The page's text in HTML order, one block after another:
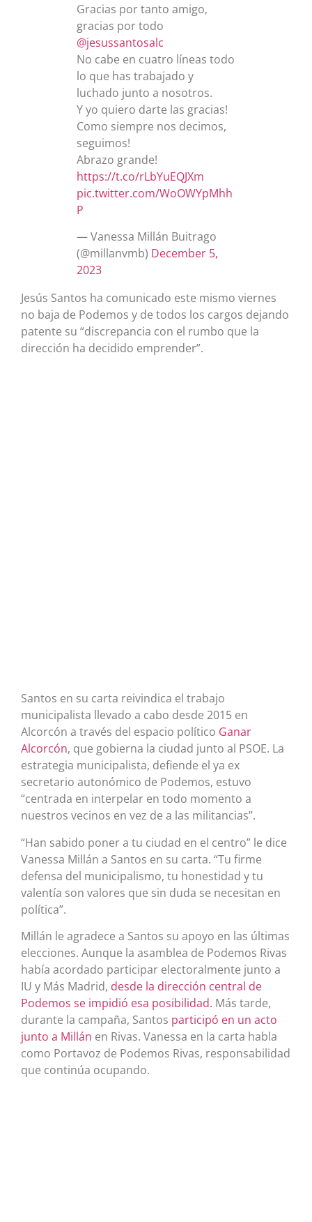
Gracias por tanto amigo,
gracias por todo
@jesussantosalc
No cabe en cuatro líneas todo
lo que has trabajado y
luchado junto a nosotros.
Y yo quiero darte las gracias!
Como siempre nos decimos,
seguimos!
Abrazo grande!
https://t.co/rLbYuEQJXm
pic.twitter.com/WoOWYpMhh
P
— Vanessa Millán Buitrago
(@millanvmb) December 5,
2023
Jesús Santos ha comunicado este mismo viernes
no baja de Podemos y de todos los cargos dejando
patente su “discrepancia con el rumbo que la
dirección ha decidido emprender”.
Santos en su carta reivindica el trabajo
municipalista llevado a cabo desde 2015 en
Alcorcón a través del espacio político Ganar
Alcorcón, que gobierna la ciudad junto al PSOE. La
estrategia municipalista, defiende el ya ex
secretario autonómico de Podemos, estuvo
“centrada en interpelar en todo momento a
nuestros vecinos en vez de a las militancias”.
“Han sabido poner a tu ciudad en el centro” le dice
Vanessa Millán a Santos en su carta. “Tu firme
defensa del municipalismo, tu honestidad y tu
valentía son valores que sin duda se necesitan en
política”.
Millán le agradece a Santos su apoyo en las últimas
elecciones. Aunque la asamblea de Podemos Rivas
había acordado participar electoralmente junto a
IU y Más Madrid, desde la dirección central de
Podemos se impidió esa posibilidad. Más tarde,
durante la campaña, Santos participó en un acto
junto a Millán en Rivas. Vanessa en la carta habla
como Portavoz de Podemos Rivas, responsabilidad
que continúa ocupando.